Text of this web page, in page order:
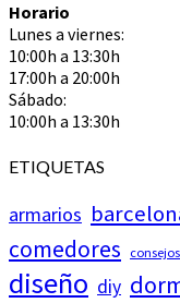
Horario
Lunes a viernes:
10:00h a 13:30h
17:00h a 20:00h
Sábado:
10:00h a 13:30h
ETIQUETAS
armarios
comedores
diseño diy